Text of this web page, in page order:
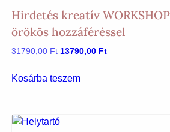
Hirdetés kreatív
örökös hozzáféréssel
31790,00Ft Original
was:
13790,00 FtCurrent
Kosárba teszem